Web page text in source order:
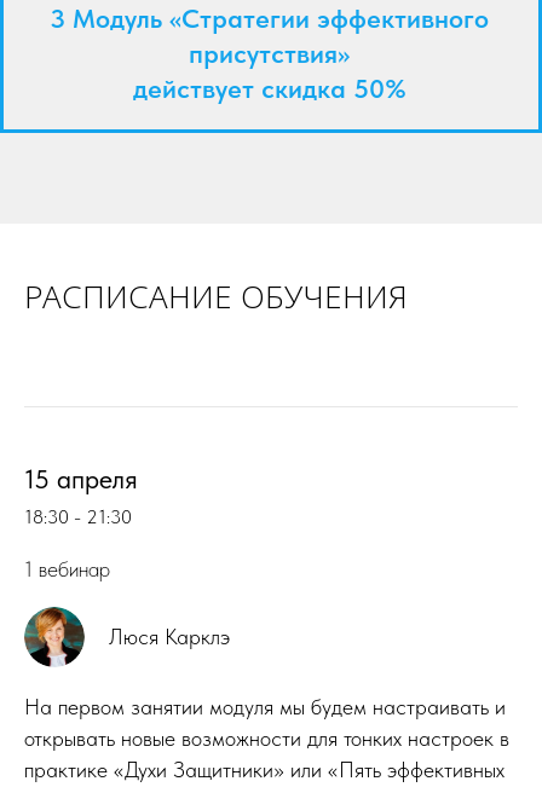
3 Модуль «Стратегии эффективного
присутствия»
действует скидка 50%
РАСПИСАНИЕ ОБУЧЕНИЯ
15 апреля
18:30 - 21:30
1 вебинар
Люся Карклэ
На первом занятии модуля мы будем настраивать и
открывать новые возможности для тонких настроек в
практике «Духи Защитники» или «Пять эффективных